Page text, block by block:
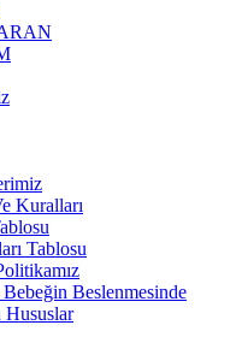
Kuralları
Tablosu
Beslenmesinde